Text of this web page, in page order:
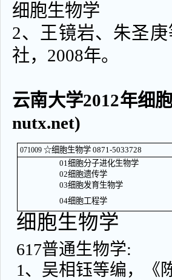
细胞生物学
2、王镜岩、朱圣
社，2008年。
云南大学2012年细
nutx.net)
071009 ☆细胞生物学 0871-5033728
01细胞分子进化生物学
02细胞遗传学
03细胞发育生物学
04细胞工程学
细胞生物学
617普通生物学:
1、吴相钰等编，